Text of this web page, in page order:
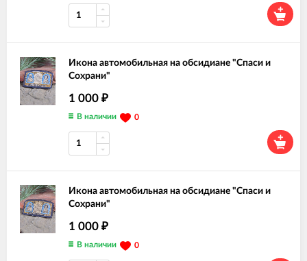
Икона автомобильная на обсидиане "Спаси и
Сохрани"
1 000 ₽
В наличии 0
Икона автомобильная на обсидиане "Спаси и
Сохрани"
1 000 ₽
В наличии 0